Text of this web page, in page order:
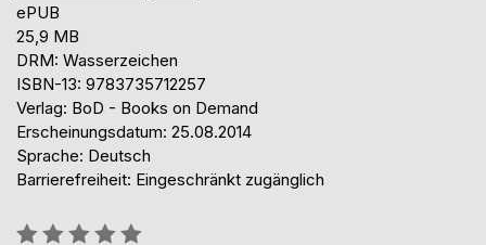
ePUB
25,9 MB
DRM: Wasserzeichen
ISBN-13: 9783735712257
Verlag: BoD - Books on Demand
Erscheinungsdatum: 25.08.2014
Sprache: Deutsch
Barrierefreiheit: Eingeschränkt zugänglich
Bewertung::